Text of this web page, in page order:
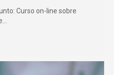
Curso on-line sobre